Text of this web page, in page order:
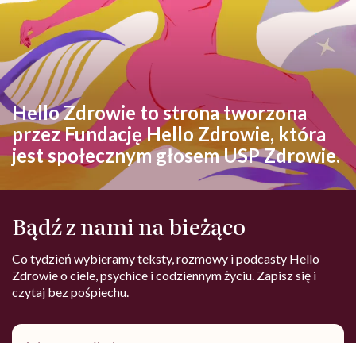
Hello Zdrowie to strona tworzona
przez Fundację Hello Zdrowie, która
jest społecznym głosem USP Zdrowie.
Bądź z nami na bieżąco
Co tydzień wybieramy teksty, rozmowy i podcasty Hello
Zdrowie o ciele, psychice i codziennym życiu. Zapisz się i
czytaj bez pośpiechu.
Adres